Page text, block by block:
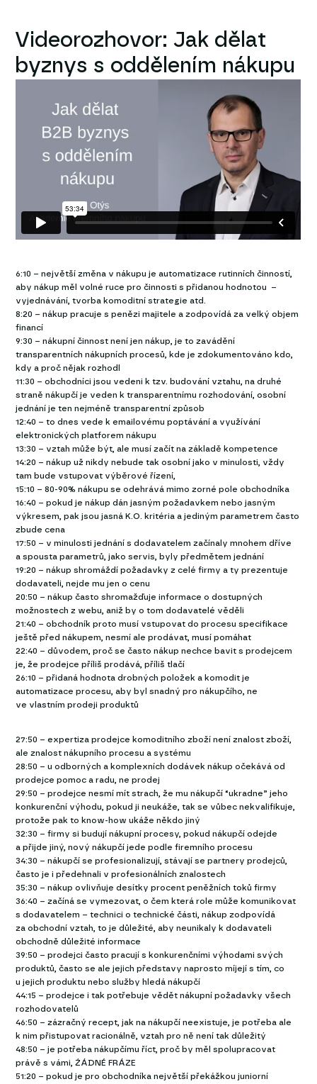
Videorozhovor: Jak dělat
byznys s oddělením nákupu
6:10 – největší změna v nákupu je automatizace rutinních činností,
aby nákup měl volné ruce pro činnosti s přidanou hodnotou –
vyjednávání, tvorba komoditní strategie atd.
8:20 – nákup pracuje s penězi majitele a zodpovídá za velký objem
financí
9:30 – nákupní činnost není jen nákup, je to zavádění
transparentních nákupních procesů, kde je zdokumentováno kdo,
kdy a proč nějak rozhodl
11:30 – obchodníci jsou vedeni k tzv. budování vztahu, na druhé
straně nákupčí je veden k transparentnímu rozhodování, osobní
jednání je ten nejméně transparentní způsob
12:40 – to dnes vede k emailovému poptávání a využívání
elektronických platforem nákupu
13:30 – vztah může být, ale musí začít na základě kompetence
14:20 – nákup už nikdy nebude tak osobní jako v minulosti, vždy
tam bude vstupovat výběrové řízení,
15:10 – 80-90% nákupu se odehrává mimo zorné pole obchodníka
16:40 – pokud je nákup dán jasným požadavkem nebo jasným
výkresem, pak jsou jasná K.O. kritéria a jediným parametrem často
zbude cena
17:50 – v minulosti jednání s dodavatelem začínaly mnohem dříve
a spousta parametrů, jako servis, byly předmětem jednání
19:20 – nákup shromáždí požadavky z celé firmy a ty prezentuje
dodavateli, nejde mu jen o cenu
20:50 – nákup často shromažďuje informace o dostupných
možnostech z webu, aniž by o tom dodavatelé věděli
21:40 – obchodník proto musí vstupovat do procesu specifikace
ještě před nákupem, nesmí ale prodávat, musí pomáhat
22:40 – důvodem, proč se často nákup nechce bavit s prodejcem
je, že prodejce příliš prodává, příliš tlačí
26:10 – přidaná hodnota drobných položek a komodit je
automatizace procesu, aby byl snadný pro nákupčího, ne
ve vlastním prodeji produktů
27:50 – expertiza prodejce komoditního zboží není znalost zboží,
ale znalost nákupního procesu a systému
28:50 – u odborných a komplexních dodávek nákup očekává od
prodejce pomoc a radu, ne prodej
29:50 – prodejce nesmí mít strach, že mu nákupčí “ukradne” jeho
konkurenční výhodu, pokud ji neukáže, tak se vůbec nekvalifikuje,
protože pak to know-how ukáže někdo jiný
32:30 – firmy si budují nákupní procesy, pokud nákupčí odejde
a přijde jiný, nový nákupčí jede podle firemního procesu
34:30 – nákupčí se profesionalizují, stávají se partnery prodejců,
často je i předehnali v profesionálních znalostech
35:30 – nákup ovlivňuje desítky procent peněžních toků firmy
36:40 – začíná se vymezovat, o čem která role může komunikovat
s dodavatelem – technici o technické části, nákup zodpovídá
za obchodní vztah, to je důležité, aby neunikaly k dodavateli
obchodně důležité informace
39:50 – prodejci často pracují s konkurenčními výhodami svých
produktů, často se ale jejich představy naprosto míjejí s tím, co
u jejich produktu nebo služby hledá nákupčí
44:15 – prodejce i tak potřebuje vědět nákupní požadavky všech
rozhodovatelů
46:50 – zázračný recept, jak na nákupčí neexistuje, je potřeba ale
k nim přistupovat racionálně, vztah pro ně není tak důležitý
48:50 – je potřeba nákupčímu říct, proč by měl spolupracovat
právě s vámi, ŹÁDNÉ FRÁZE
51:20 – pokud je pro obchodníka největší překážkou juniorní